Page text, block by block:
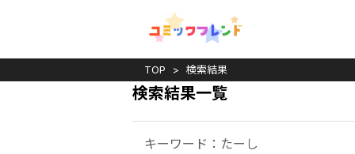
TOP 検索結果
検索結果一覧
キーワード：たーし